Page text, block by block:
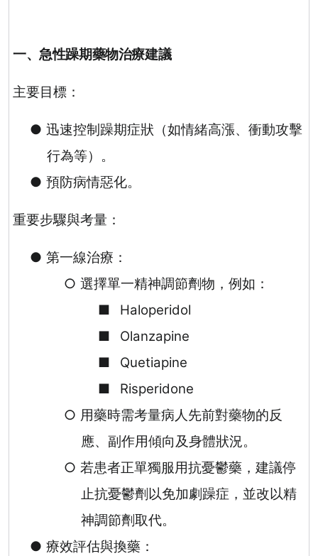
一、急性躁期藥物治療建議
主要目標：
● 迅速控制躁期症狀（如情緒高漲、衝動攻擊
行為等）。
● 預防病情惡化。
重要步驟與考量：
● 第一線治療：
○ 選擇單一精神調節劑物，例如：
■
Haloperidol
■
Olanzapine
■
Quetiapine
■
Risperidone
○ 用藥時需考量病人先前對藥物的反
應、副作用傾向及身體狀況。
○ 若患者正單獨服用抗憂鬱藥，建議停
止抗憂鬱劑以免加劇躁症，並改以精
神調節劑取代。
● 療效評估與換藥：